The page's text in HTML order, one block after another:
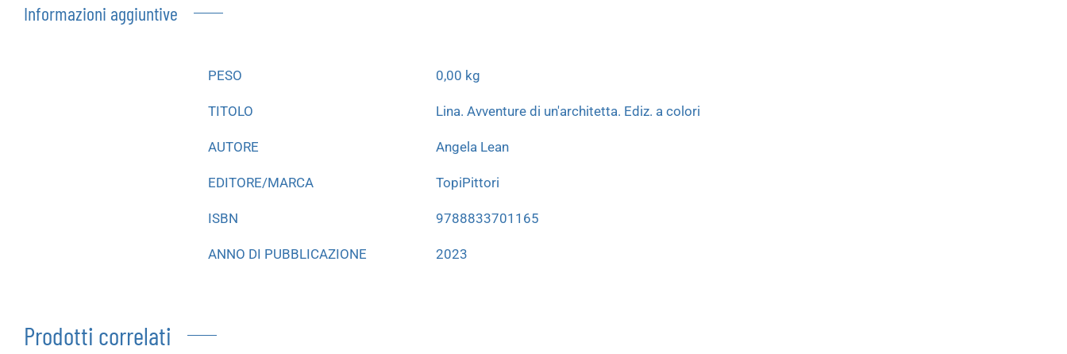
Informazioni aggiuntive
PESO 0,00 kg
TITOLO Lina. Avventure di un'architetta. Ediz. a colori
AUTORE Angela Lean
EDITORE/MARCA TopiPittori
ISBN 9788833701165
ANNO DI PUBBLICAZIONE 2023
Prodotti correlati